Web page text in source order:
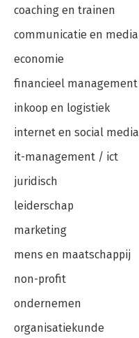
coaching en trainen
communicatie en media
economie
financieel management
inkoop en logistiek
internet en social media
it-management / ict
juridisch
leiderschap
marketing
mens en maatschappij
non-profit
ondernemen
organisatiekunde